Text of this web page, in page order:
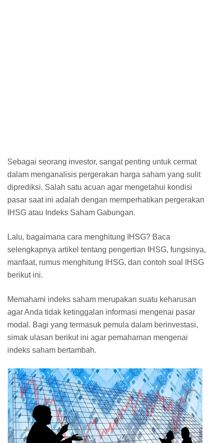
Sebagai seorang investor, sangat penting untuk cermat
dalam menganalisis pergerakan harga saham yang sulit
diprediksi. Salah satu acuan agar mengetahui kondisi
pasar saat ini adalah dengan memperhatikan pergerakan
IHSG atau Indeks Saham Gabungan.
Lalu, bagaimana cara menghitung IHSG? Baca
selengkapnya artikel tentang pengertian IHSG, fungsinya,
manfaat, rumus menghitung IHSG, dan contoh soal IHSG
berikut ini.
Memahami indeks saham merupakan suatu keharusan
agar Anda tidak ketinggalan informasi mengenai pasar
modal. Bagi yang termasuk pemula dalam berinvestasi,
simak ulasan berikut ini agar pemahaman mengenai
indeks saham bertambah.